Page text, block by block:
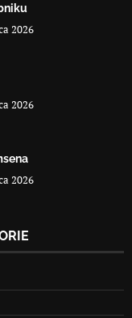
2026
2026
2026